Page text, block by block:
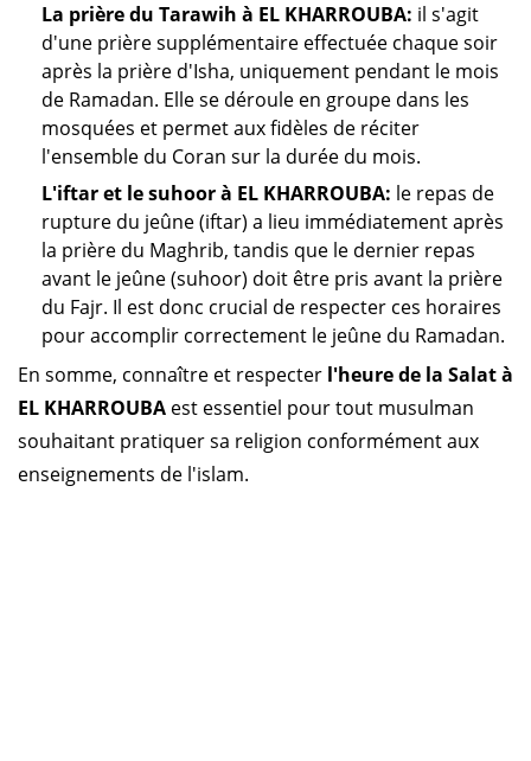
La prière du Tarawih à EL KHARROUBA: il s'agit
d'une prière supplémentaire effectuée chaque soir
après la prière d'Isha, uniquement pendant le mois
de Ramadan. Elle se déroule en groupe dans les
mosquées et permet aux fidèles de réciter
l'ensemble du Coran sur la durée du mois.
L'iftar et le suhoor à EL KHARROUBA: le repas de
rupture du jeûne (iftar) a lieu immédiatement après
la prière du Maghrib, tandis que le dernier repas
avant le jeûne (suhoor) doit être pris avant la prière
du Fajr. Il est donc crucial de respecter ces horaires
pour accomplir correctement le jeûne du Ramadan.
En somme, connaître et respecter l'heure de la Salat à
EL KHARROUBA est essentiel pour tout musulman
souhaitant pratiquer sa religion conformément aux
enseignements de l'islam.